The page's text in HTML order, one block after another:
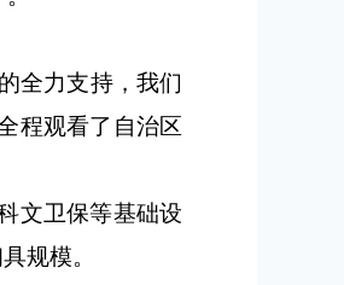
全力支持，我们
程观看了自治区
文卫保等基础设
规模。